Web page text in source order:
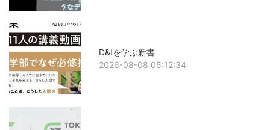
D&Iを学ぶ新書
2026-08-08 05:12:34